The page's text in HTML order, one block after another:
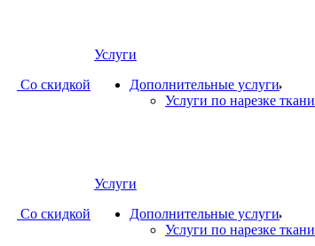
Со скидкой
Услуги
Дополнительные услуги
Услуги по нарезке ткани
Со скидкой
Услуги
Дополнительные услуги
Услуги по нарезке ткани